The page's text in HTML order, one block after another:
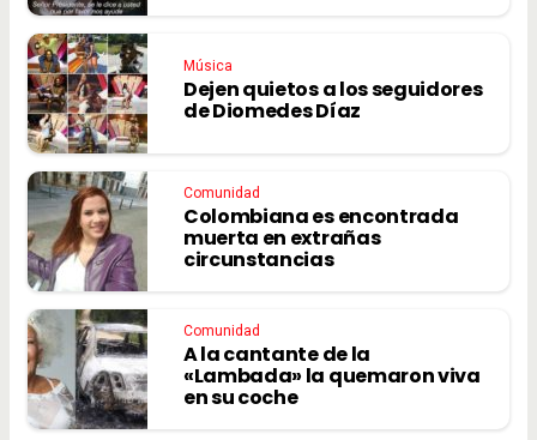
Música
Dejen quietos a los seguidores
de Diomedes Díaz
Comunidad
Colombiana es encontrada
muerta en extrañas
circunstancias
Comunidad
A la cantante de la
«Lambada» la quemaron viva
en su coche